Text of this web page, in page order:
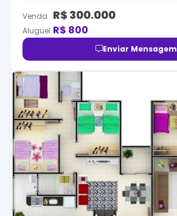
Venda R$ 300.000
Aluguel R$ 800
Enviar Mensagem